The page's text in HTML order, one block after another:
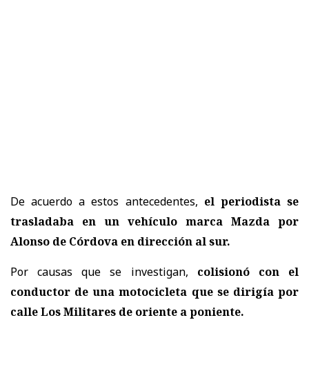
De acuerdo a estos antecedentes, el periodista se
trasladaba en un vehículo marca Mazda por
Alonso de Córdova en dirección al sur.
Por causas que se investigan, colisionó con el
conductor de una motocicleta que se dirigía por
calle Los Militares de oriente a poniente.